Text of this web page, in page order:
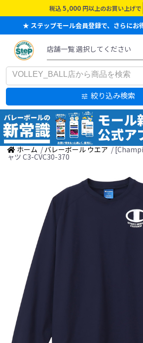
税込 5,000 円以上のお買い上げで
★ ステップモール会員登録で、さらにお
絞り込み検索
ホーム / バレーボール ウエア /
ャツ C3-CVC30-370